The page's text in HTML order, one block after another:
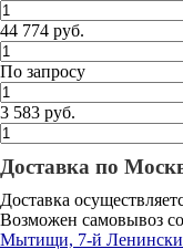
44 774 руб.
По запросу
3 583 руб.
Доставка по
Доставка
Возможен самовывоз
Мытищи, 7-й